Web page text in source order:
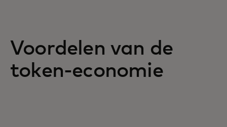
Voordelen van de
token-economie